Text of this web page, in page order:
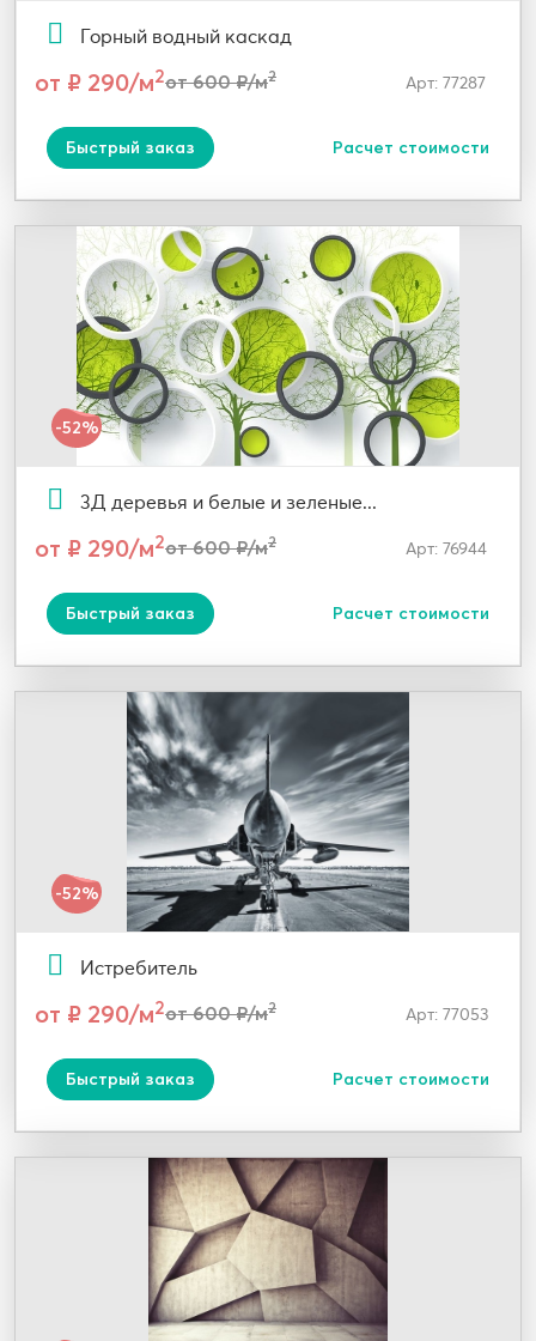
Горный водный каскад
от ₽ 290/м2от 600 ₽/м2 Арт: 77287
Быстрый заказ Расчет стоимости
-52%
3Д деревья и белые и зеленые...
от ₽ 290/м2от 600 ₽/м2 Арт: 76944
Быстрый заказ Расчет стоимости
-52%
Истребитель
от ₽ 290/м2от 600 ₽/м2 Арт: 77053
Быстрый заказ Расчет стоимости